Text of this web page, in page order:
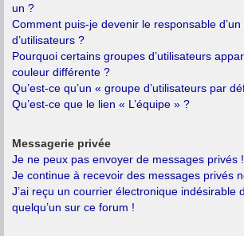
un ?
Comment puis-je devenir le responsable
d’utilisateurs ?
Pourquoi certains groupes d’utilisateurs
couleur différente ?
Qu’est-ce qu’un « groupe d’utilisateurs par
Qu’est-ce que le lien « L’équipe » ?
Messagerie privée
Je ne peux pas envoyer de messages privés !
Je continue à recevoir des messages privés
J’ai reçu un courrier électronique indésirable
quelqu’un sur ce forum !